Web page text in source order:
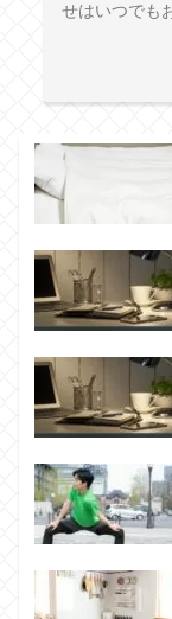
せはいつでも